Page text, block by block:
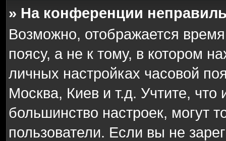
» На конференции
Возможно, отображается
поясу, а не к тому, в котором
личных настройках часовой
Москва, Киев и т.д. Учтите, что
большинство настроек, могут
пользователи. Если вы не